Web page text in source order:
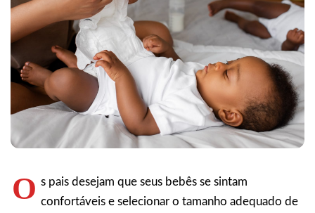
O s pais desejam que seus bebês se sintam
confortáveis e selecionar o tamanho adequado de